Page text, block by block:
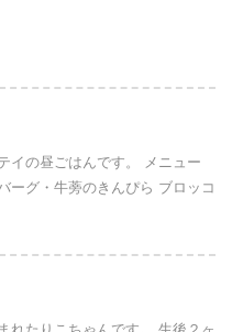
イの昼ごはんです。 メニュー
ーグ・牛蒡のきんぴら ブロッコ
れたりこちゃんです。 生後２ヶ